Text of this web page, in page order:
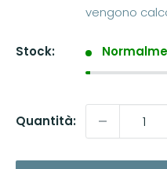
vengono
Stock:
Quantità: